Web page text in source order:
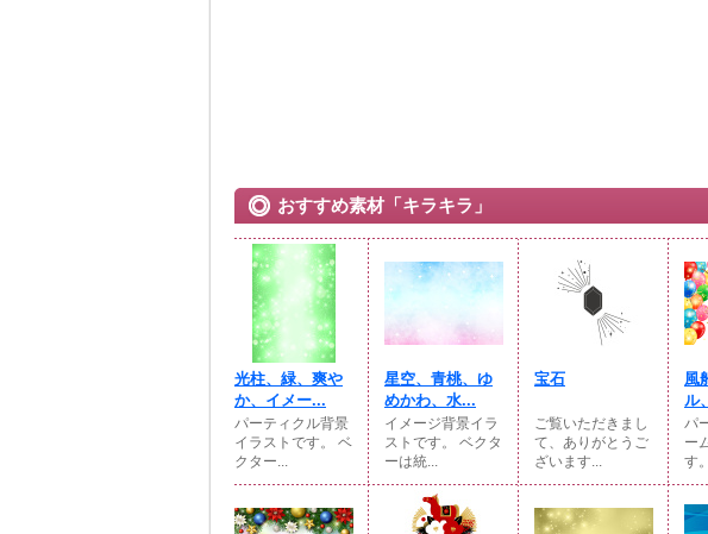
おすすめ素材「キラキラ」
光柱、緑、爽や
か、イメー...
パーティクル背景
イラストです。 ベ
クター...
星空、青桃、ゆ
めかわ、水...
イメージ背景イラ
ストです。 ベクタ
ーは統...
宝石
ご覧いただきまし
て、ありがとうご
ざいます...
風
ル
パ
ー
す